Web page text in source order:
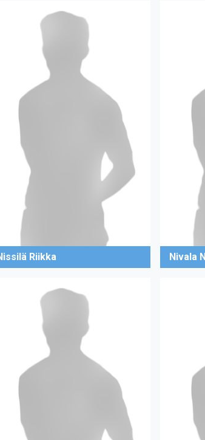
Riikka Nivala